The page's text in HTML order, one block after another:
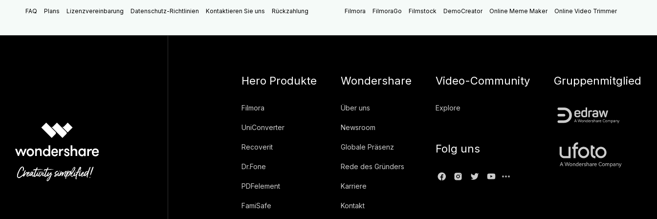
FAQ Plans Lizenzvereinbarung Datenschutz-Richtlinien Kontaktieren Sie uns Rückzahlung Filmora FilmoraGo Filmstock DemoCreator Online Meme Maker Online Video Trimmer
Hero Produkte
Filmora
UniConverter
Recoverit
Dr.Fone
PDFelement
FamiSafe
Wondershare
Über uns
Newsroom
Globale Präsenz
Rede des Gründers
Karriere
Kontakt
Video-Community
Explore
Folg uns
Gruppenmitglied